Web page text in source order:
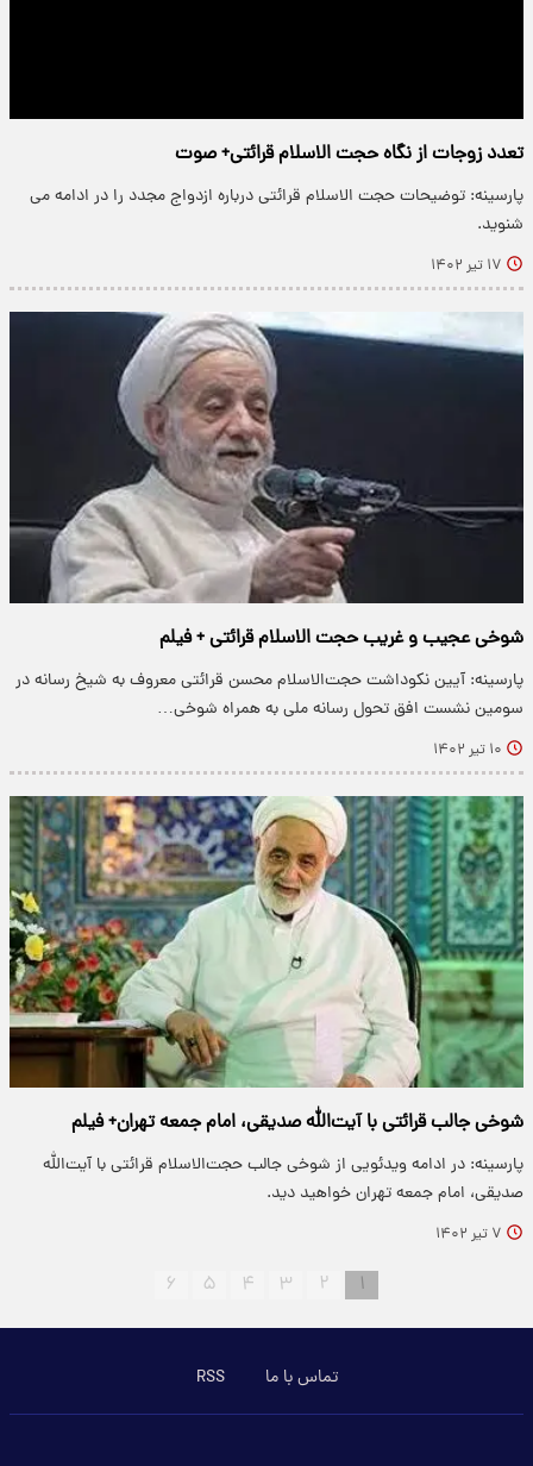
تعدد زوجات از نگاه حجت الاسلام قرائتی+ صوت
پارسینه: توضیحات حجت الاسلام قرائتی درباره ازدواج مجدد را در ادامه می
شنوید.
۱۷ تیر ۱۴۰۲
شوخی عجیب و غریب حجت الاسلام قرائتی + فیلم
پارسینه: آیین نکوداشت حجت‌الاسلام محسن قرائتی معروف به شیخ رسانه در
سومین نشست افق تحول رسانه ملی به همراه شوخی…
۱۰ تیر ۱۴۰۲
شوخی جالب قرائتی با آیت‌الله صدیقی، امام جمعه تهران+ فیلم
پارسینه: در ادامه ویدئویی از شوخی جالب حجت‌الاسلام قرائتی با آیت‌الله
صدیقی، امام جمعه تهران خواهید دید.
۷ تیر ۱۴۰۲
۱ ۲ ۳ ۴ ۵ ۶
تماس با ما RSS